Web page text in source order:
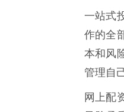
一站式
作的全
本和风
管理自
网上配